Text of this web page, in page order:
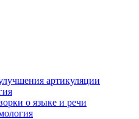
артикуляции
о языке и речи